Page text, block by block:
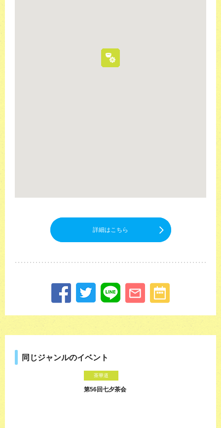
詳細はこちら
同じジャンルのイベント
茶華道
第56回七夕茶会